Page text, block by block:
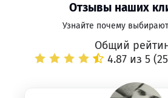
Отзывы наших
Узнайте почему
Общий
4.87 из 5 (